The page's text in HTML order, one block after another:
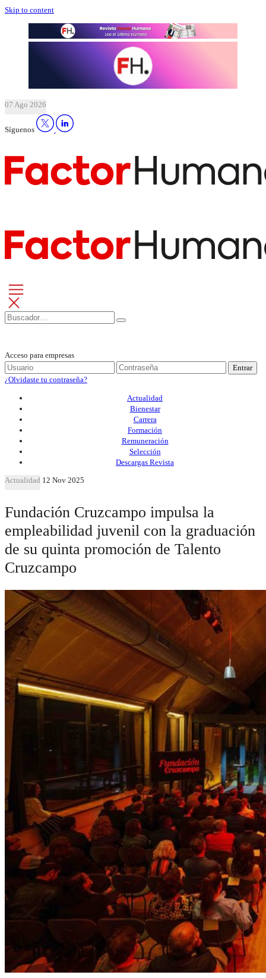
Skip to content
07 Ago 2026
Síguenos
Acceso para empresas
Entrar
¿Olvidaste tu contraseña?
Actualidad
Bienestar
Carrera
Formación
Remuneración
Selección
Descargas Revista
Actualidad 12 Nov 2025
Fundación Cruzcampo impulsa la
empleabilidad juvenil con la graduación
de su quinta promoción de Talento
Cruzcampo